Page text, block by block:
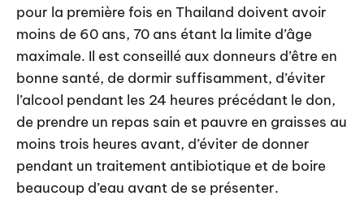
pour la première fois en Thailand doivent avoir
moins de 60 ans, 70 ans étant la limite d’âge
maximale. Il est conseillé aux donneurs d’être en
bonne santé, de dormir suffisamment, d’éviter
l’alcool pendant les 24 heures précédant le don,
de prendre un repas sain et pauvre en graisses au
moins trois heures avant, d’éviter de donner
pendant un traitement antibiotique et de boire
beaucoup d’eau avant de se présenter.